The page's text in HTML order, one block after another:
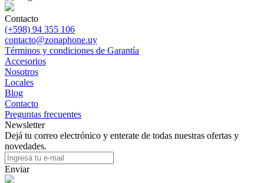
Contacto
(+598) 94 355 106
contacto@zonaphone.uy
Términos y condiciones de Garantía
Accesorios
Nosotros
Locales
Blog
Contacto
Preguntas frecuentes
Newsletter
Dejá tu correo electrónico y enterate de todas nuestras ofertas y
novedades.
Enviar